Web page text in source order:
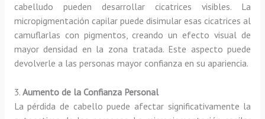
cabelludo pueden desarrollar cicatrices visibles. La
micropigmentación capilar puede disimular esas cicatrices al
camuflarlas con pigmentos, creando un efecto visual de
mayor densidad en la zona tratada. Este aspecto puede
devolverle a las personas mayor confianza en su apariencia.
3. Aumento de la Confianza Personal
La pérdida de cabello puede afectar significativamente la